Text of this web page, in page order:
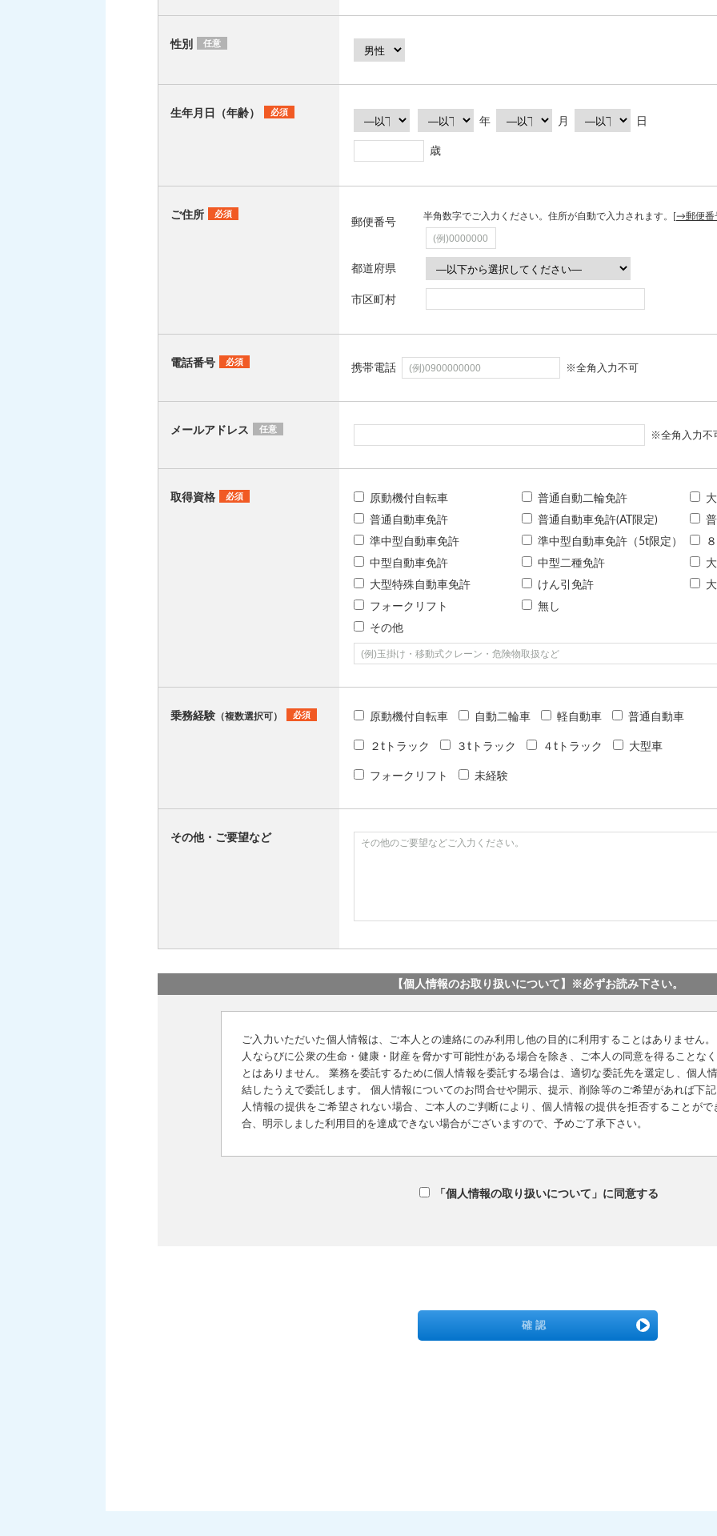
性別 任意
生年月日（年齢） 必須
年 月 日
歳
ご住所 必須
郵便番号 半角数字でご入力ください。住所が自動で入力されます。[ →郵便番
都道府県
市区町村
電話番号 必須 携帯電話 ※全角入力不可
メールアドレス 任意
※全角入力不
取得資格 必須 原動機付自転車 普通自動二輪免許
普通自動車免許
普通自動車免許(AT限定)
準中型自動車免許
準中型自動車免許（5t限定）
中型自動車免許
中型二種免許
大型特殊自動車免許
けん引免許
フォークリフト
無し
その他
乗務経験（複数選択可） 必須 原動機付自転車 自動二輪車 軽自動車 普通自動車
２tトラック ３tトラック ４tトラック 大型車
フォークリフト 未経験
その他・ご要望など
【個人情報のお取り扱いについて】 ※必ずお読み下さい。
ご入力いただいた個人情報は、ご本人との連絡にのみ利用し他の目的に利用することはありません
人ならびに公衆の生命・健康・財産を脅かす可能性がある場合を除き、ご本人の同意を得ることな
とはありません。 業務を委託するために個人情報を委託する場合は、適切な委託先を選定し、個人
結したうえで委託します。 個人情報についてのお問合せや開示、提示、削除等のご希望があれば下
人情報の提供をご希望されない場合、ご本人のご判断により、個人情報の提供を拒否することが
合、明示しました利用目的を達成できない場合がございますので、予めご了承下さい。
「個人情報の取り扱いについて」に同意する